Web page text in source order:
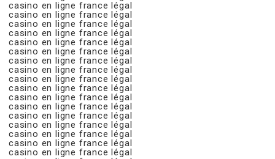
casino en ligne france légal
casino en ligne france légal
casino en ligne france légal
casino en ligne france légal
casino en ligne france légal
casino en ligne france légal
casino en ligne france légal
casino en ligne france légal
casino en ligne france légal
casino en ligne france légal
casino en ligne france légal
casino en ligne france légal
casino en ligne france légal
casino en ligne france légal
casino en ligne france légal
casino en ligne france légal
casino en ligne france légal